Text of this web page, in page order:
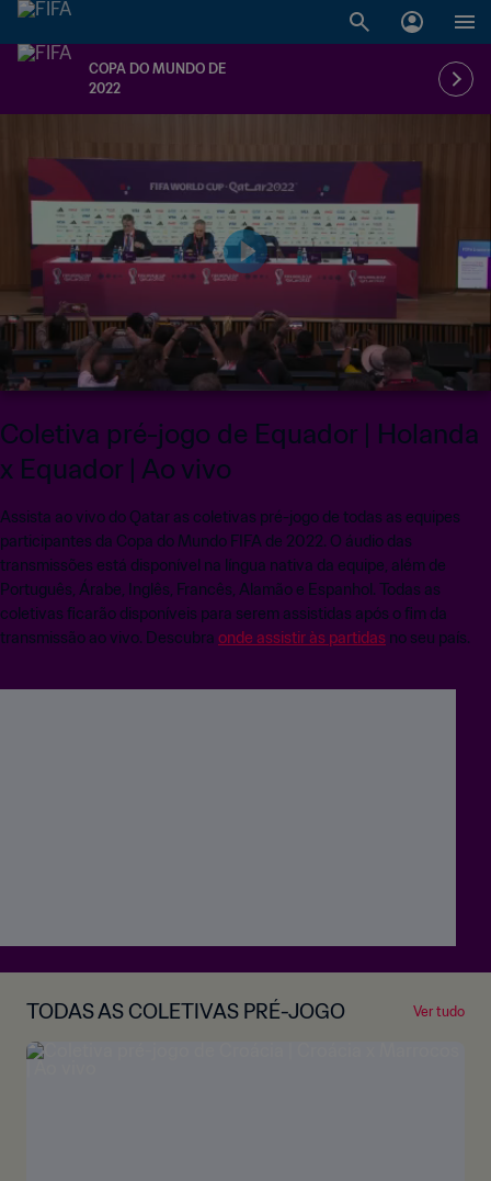
COPA DO MUNDO DE
2022
Coletiva pré-jogo de Equador | Holanda
x Equador | Ao vivo
Assista ao vivo do Qatar as coletivas pré-jogo de todas as equipes
participantes da Copa do Mundo FIFA de 2022. O áudio das
transmissões está disponível na língua nativa da equipe, além de
Português, Árabe, Inglês, Francês, Alamão e Espanhol. Todas as
coletivas ficarão disponíveis para serem assistidas após o fim da
transmissão ao vivo. Descubra onde assistir às partidas no seu país.
TODAS AS COLETIVAS PRÉ-JOGO Ver tudo